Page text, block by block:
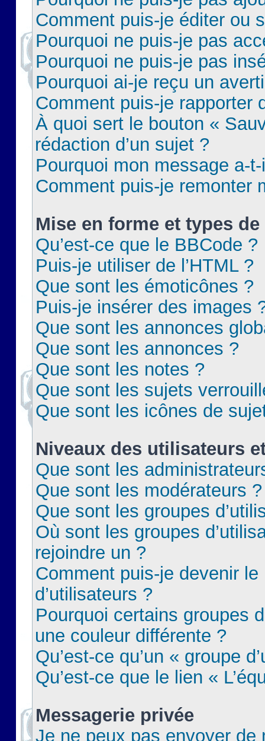
Comment puis-je éditer ou
Pourquoi ne puis-je pas
Pourquoi ne puis-je pas
Pourquoi ai-je reçu un
Comment puis-je rapporter
À quoi sert le bouton «
rédaction d’un sujet ?
Pourquoi mon message a-
Comment puis-je remonter
Mise en forme et types
Qu’est-ce que le BBCode ?
Puis-je utiliser de l’HTML ?
Que sont les émoticônes ?
Puis-je insérer des images
Que sont les annonces
Que sont les annonces ?
Que sont les notes ?
Que sont les sujets
Que sont les icônes de
Niveaux des utilisateurs
Que sont les
Que sont les modérateurs ?
Que sont les groupes
Où sont les groupes
rejoindre un ?
Comment puis-je devenir le
d’utilisateurs ?
Pourquoi certains groupes
une couleur différente ?
Qu’est-ce qu’un « groupe
Qu’est-ce que le lien «
Messagerie privée
Je ne peux pas envoyer de